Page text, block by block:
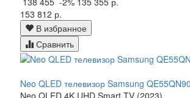
153 812 р.
В избранное
Сравнить
Neo QLED телевизор Samsung